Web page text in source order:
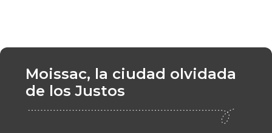
Moissac, la ciudad olvidada
de los Justos